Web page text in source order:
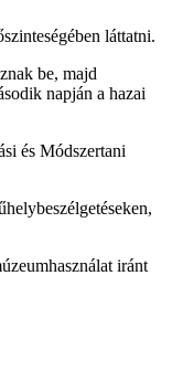
láttatni.
be, majd
napján a hazai
és Módszertani
iránt